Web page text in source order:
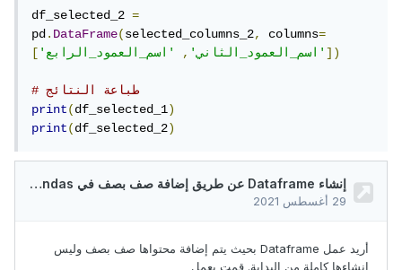
df_selected_2 =
pd.DataFrame(selected_columns_2, columns=
[
'اسم_العمود_الثاني', 'اسم_العمود_الرابع'])
# طباعة النتائج
print(df_selected_1)
print(df_selected_2)